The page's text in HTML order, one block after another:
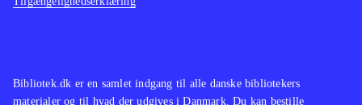
spil, der kræver, at man benytter den
trods sin skæve humor tager tempoet
Bibliotek.dk er en samlet indgang til alle danske bibliotekers
materialer og til hvad der udgives i Danmark. Du kan bestille